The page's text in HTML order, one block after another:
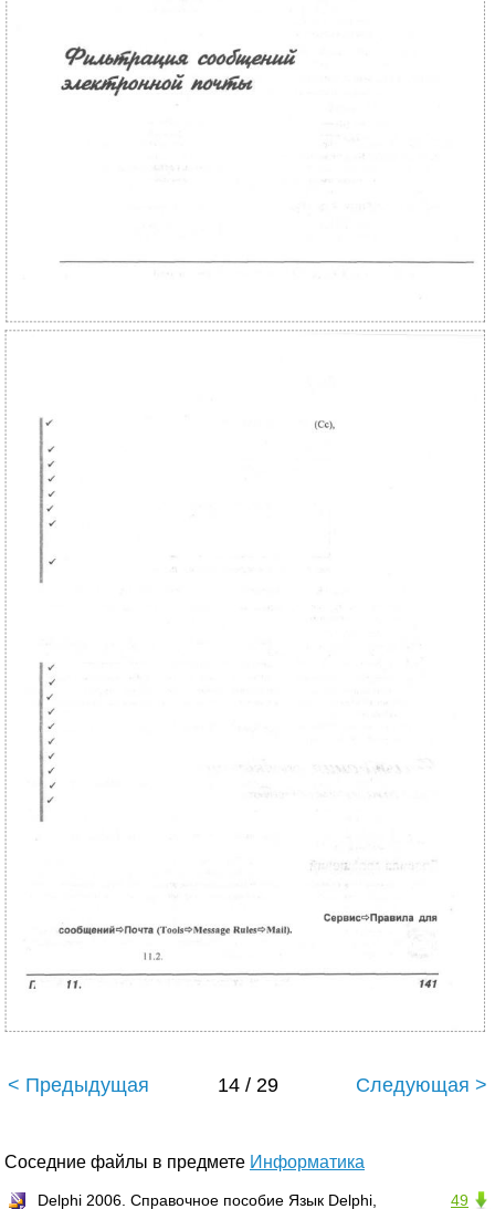
< Предыдущая 14 / 29 Следующая >
Соседние файлы в предмете Информатика
49
Delphi 2006. Справочное пособие Язык Delphi,